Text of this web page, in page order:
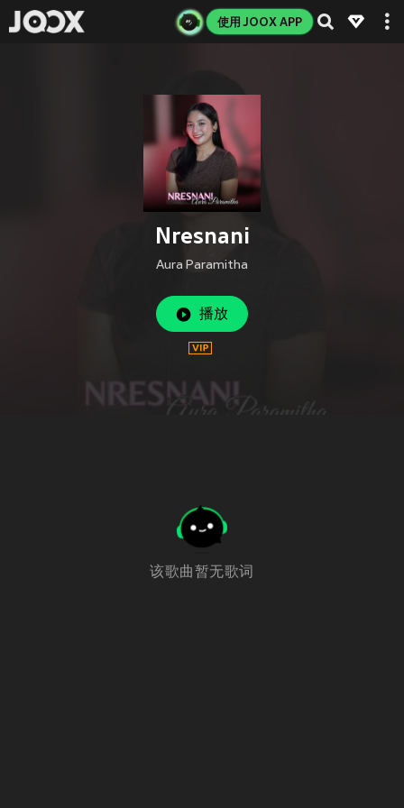
使用 JOOX APP
Nresnani
Aura Paramitha
播放
该歌曲暂无歌词